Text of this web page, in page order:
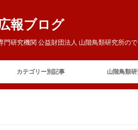
報ブログ
研究機関 公益財団法人 山階鳥類研究所ので
カテゴリー別記事 山階鳥類